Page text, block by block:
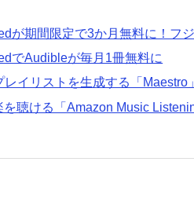
が期間限定で3か月無料に！フ
でAudibleが毎月1冊無料に
イリストを生成する「Maestro
を聴ける「Amazon Music